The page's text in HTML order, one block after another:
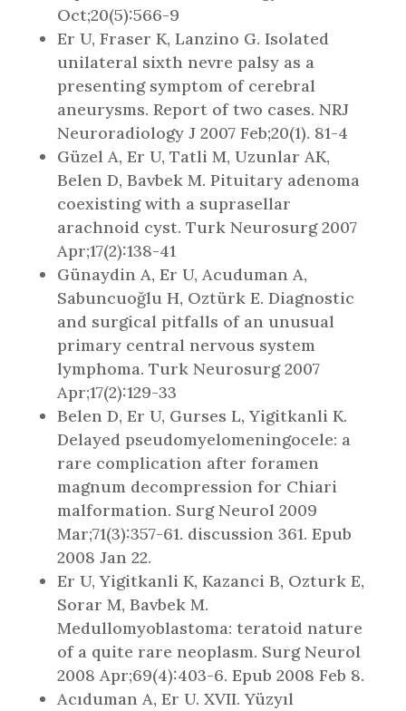
Oct;20(5):566-9
Er U, Fraser K, Lanzino G. Isolated
unilateral sixth nevre palsy as a
presenting symptom of cerebral
aneurysms. Report of two cases. NRJ
Neuroradiology J 2007 Feb;20(1). 81-4
Güzel A, Er U, Tatli M, Uzunlar AK,
Belen D, Bavbek M. Pituitary adenoma
coexisting with a suprasellar
arachnoid cyst. Turk Neurosurg 2007
Apr;17(2):138-41
Günaydin A, Er U, Acuduman A,
Sabuncuoğlu H, Oztürk E. Diagnostic
and surgical pitfalls of an unusual
primary central nervous system
lymphoma. Turk Neurosurg 2007
Apr;17(2):129-33
Belen D, Er U, Gurses L, Yigitkanli K.
Delayed pseudomyelomeningocele: a
rare complication after foramen
magnum decompression for Chiari
malformation. Surg Neurol 2009
Mar;71(3):357-61. discussion 361. Epub
2008 Jan 22.
Er U, Yigitkanli K, Kazanci B, Ozturk E,
Sorar M, Bavbek M.
Medullomyoblastoma: teratoid nature
of a quite rare neoplasm. Surg Neurol
2008 Apr;69(4):403-6. Epub 2008 Feb 8.
Acıduman A, Er U. XVII. Yüzyıl